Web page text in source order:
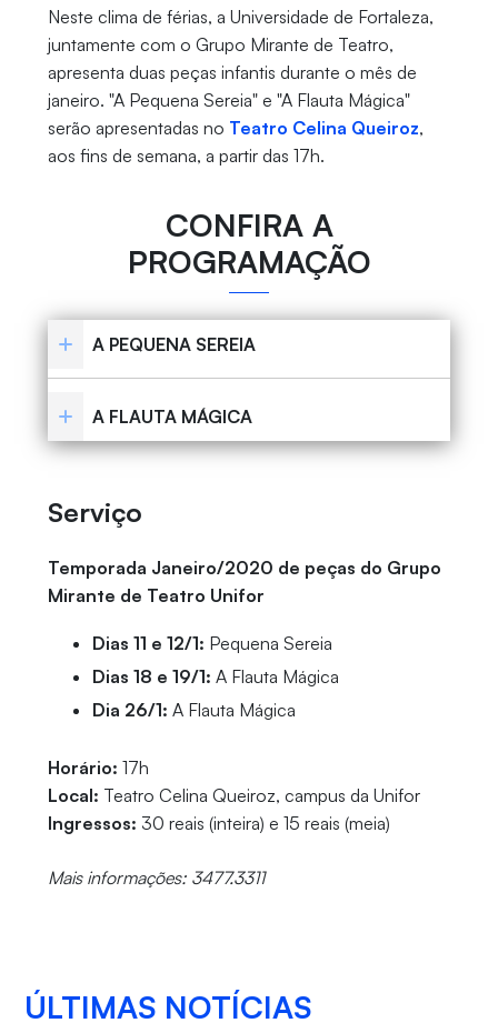
Neste clima de férias, a Universidade de Fortaleza,
juntamente com o Grupo Mirante de Teatro,
apresenta duas peças infantis durante o mês de
janeiro. "A Pequena Sereia" e "A Flauta Mágica"
serão apresentadas no Teatro Celina Queiroz,
aos fins de semana, a partir das 17h.
CONFIRA A
PROGRAMAÇÃO
A PEQUENA SEREIA
A FLAUTA MÁGICA
Serviço
Temporada Janeiro/2020 de peças do Grupo
Mirante de Teatro Unifor
Dias 11 e 12/1: Pequena Sereia
Dias 18 e 19/1: A Flauta Mágica
Dia 26/1: A Flauta Mágica
Horário: 17h
Local: Teatro Celina Queiroz, campus da Unifor
Ingressos: 30 reais (inteira) e 15 reais (meia)
Mais informações: 3477.3311
ÚLTIMAS NOTÍCIAS